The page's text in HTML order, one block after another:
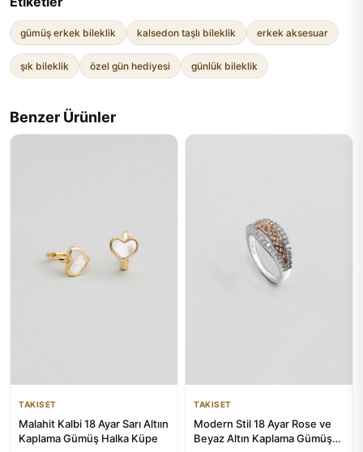
gümüş erkek bileklik kalsedon taşlı bileklik erkek aksesuar
şık bileklik özel gün hediyesi günlük bileklik
Benzer Ürünler
TAKISET
Malahit Kalbi 18 Ayar Sarı Altıın
Kaplama Gümüş Halka Küpe
TAKISET
Modern Stil 18 Ayar Rose ve
Beyaz Altın Kaplama Gümüş